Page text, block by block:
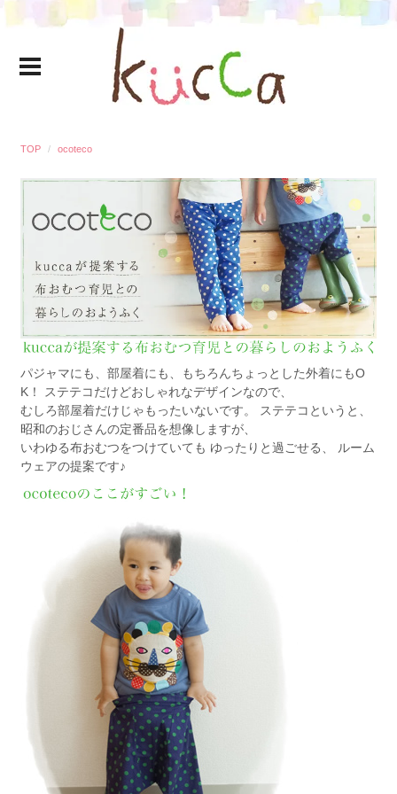
TOP ocoteco
パジャマにも、部屋着にも、もちろんちょっとした外着にもO
K！ ステテコだけどおしゃれなデザインなので、
むしろ部屋着だけじゃもったいないです。 ステテコというと、
昭和のおじさんの定番品を想像しますが、
いわゆる布おむつをつけていても ゆったりと過ごせる、 ルーム
ウェアの提案です♪